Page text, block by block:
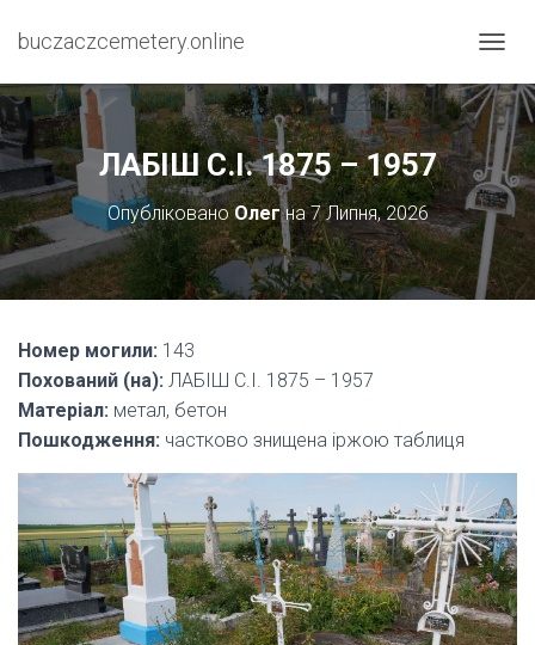
buczaczcemetery.online
Е
Р
Е
М
К
Н
У
Т
И
Н
ЛАБІШ С.І. 1875 – 1957
ОпублікованоОлегна7 Липня, 2026
Номер могили: 143
Похований (на): ЛАБІШ С.І. 1875 – 1957
Матеріал: метал, бетон
Пошкодження: частково знищена іржою таблиця